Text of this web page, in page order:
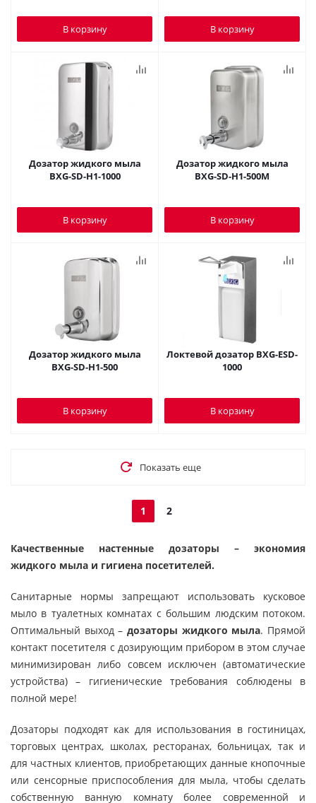
В корзину В корзину
Дозатор жидкого мыла
BXG-SD-H1-1000
В корзину
Дозатор жидкого мыла
BXG-SD-H1-500M
В корзину
Дозатор жидкого мыла
BXG-SD-H1-500
В корзину
Локтевой дозатор BXG-ESD-
1000
В корзину
Показать еще
1 2
Качественные настенные дозаторы – экономия
жидкого мыла и гигиена посетителей.
Санитарные нормы запрещают использовать кусковое
мыло в туалетных комнатах с большим людским потоком.
Оптимальный выход – дозаторы жидкого мыла. Прямой
контакт посетителя с дозирующим прибором в этом случае
минимизирован либо совсем исключен (автоматические
устройства) – гигиенические требования соблюдены в
полной мере!
Дозаторы подходят как для использования в гостиницах,
торговых центрах, школах, ресторанах, больницах, так и
для частных клиентов, приобретающих данные кнопочные
или сенсорные приспособления для мыла, чтобы сделать
собственную ванную комнату более современной и